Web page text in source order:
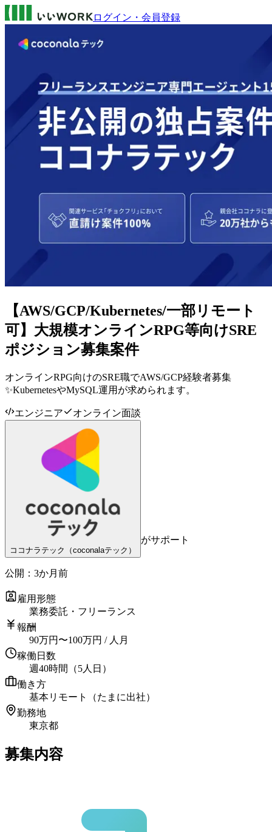
ログイン・会員登録
【AWS/GCP/Kubernetes/一部リモート
可】大規模オンラインRPG等向けSRE
ポジション募集案件
オンラインRPG向けのSRE職でAWS/GCP経験者募集
✨KubernetesやMySQL運用が求められます。
エンジニア オンライン面談
ココナラテック（coconalaテック）
がサポート
公開： 3か月前
雇用形態
業務委託・フリーランス
報酬
90万円 〜100万円 / 人月
稼働日数
週40時間（5人日）
働き方
基本リモート（たまに出社）
勤務地
東京都
募集内容